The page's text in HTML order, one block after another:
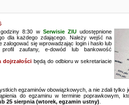
8:30 w Serwisie ZIU udostępnione
dla każdego zdającego. Należy wejść na
zalogować się wprowadzając login i hasło lub
zaufany, e-dowód lub bankowość
dojrzałości będą do odbioru w sekretariacie
egzaminów obowiązkowych, a nie zdali tylko
do egzaminu w terminie poprawkowym,
25 sierpnia (wtorek, egzamin ustny)